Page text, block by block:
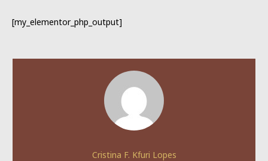
[my_elementor_php_output]
Cristina F. Kfuri Lopes